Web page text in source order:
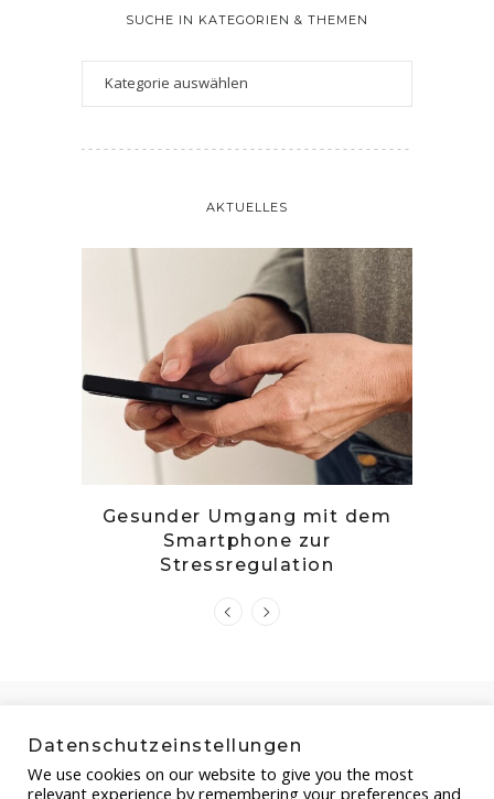
SUCHE IN KATEGORIEN & THEMEN
AKTUELLES
Gesunder Umgang mit dem
Smartphone zur
Stressregulation
Datenschutzeinstellungen
We use cookies on our website to give you the most
relevant experience by remembering your preferences and